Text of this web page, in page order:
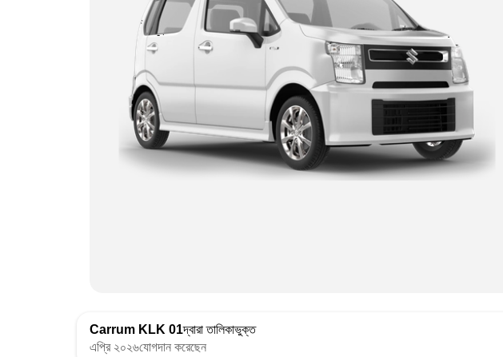
Carrum KLK 01দ্বারা তালিকাভুক্ত
এপ্রি ২০২৬যোগদান করেছেন